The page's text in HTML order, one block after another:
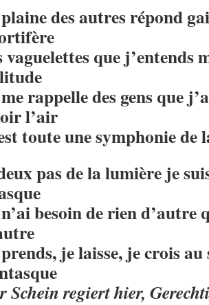
des autres répond
vaguelettes que j’entends
rappelle des gens que
l’air
toute une symphonie de
pas de la lumière je
besoin de rien d’autre
je laisse, je crois
Schein regiert hier,